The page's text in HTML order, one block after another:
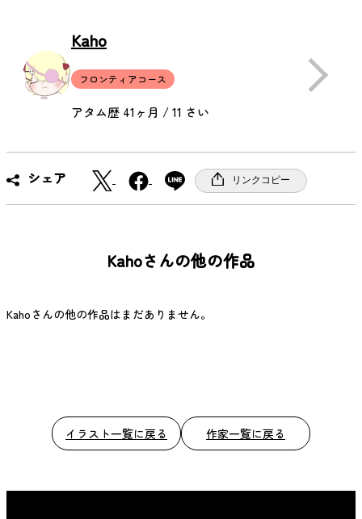
Kaho
フロンティアコース
アタム歴 41ヶ月 / 11 さい
シェア
a
c
o
k
リンクコピー
Kahoさんの他の作品
Kahoさんの他の作品はまだありません。
イラスト一覧に戻る 作家一覧に戻る